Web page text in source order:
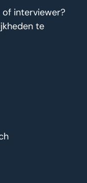
interviewer?
te